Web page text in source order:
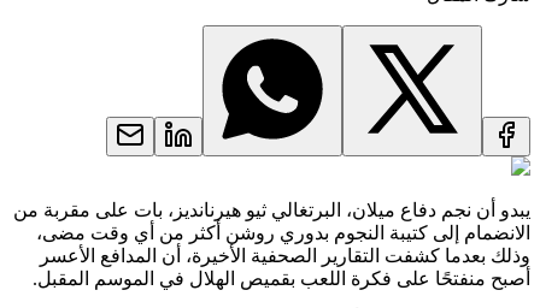
يبدو أن نجم دفاع ميلان، البرتغالي ثيو هيرنانديز، بات على مقربة من
الانضمام إلى كتيبة النجوم بدوري روشن أكثر من أي وقت مضى،
وذلك بعدما كشفت التقارير الصحفية الأخيرة، أن المدافع الأعسر
أصبح منفتحًا على فكرة اللعب بقميص الهلال في الموسم المقبل.